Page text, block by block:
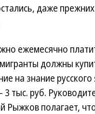
даже
ежемесячно
должны
на знание
тыс. руб.
Рыжков полагает,